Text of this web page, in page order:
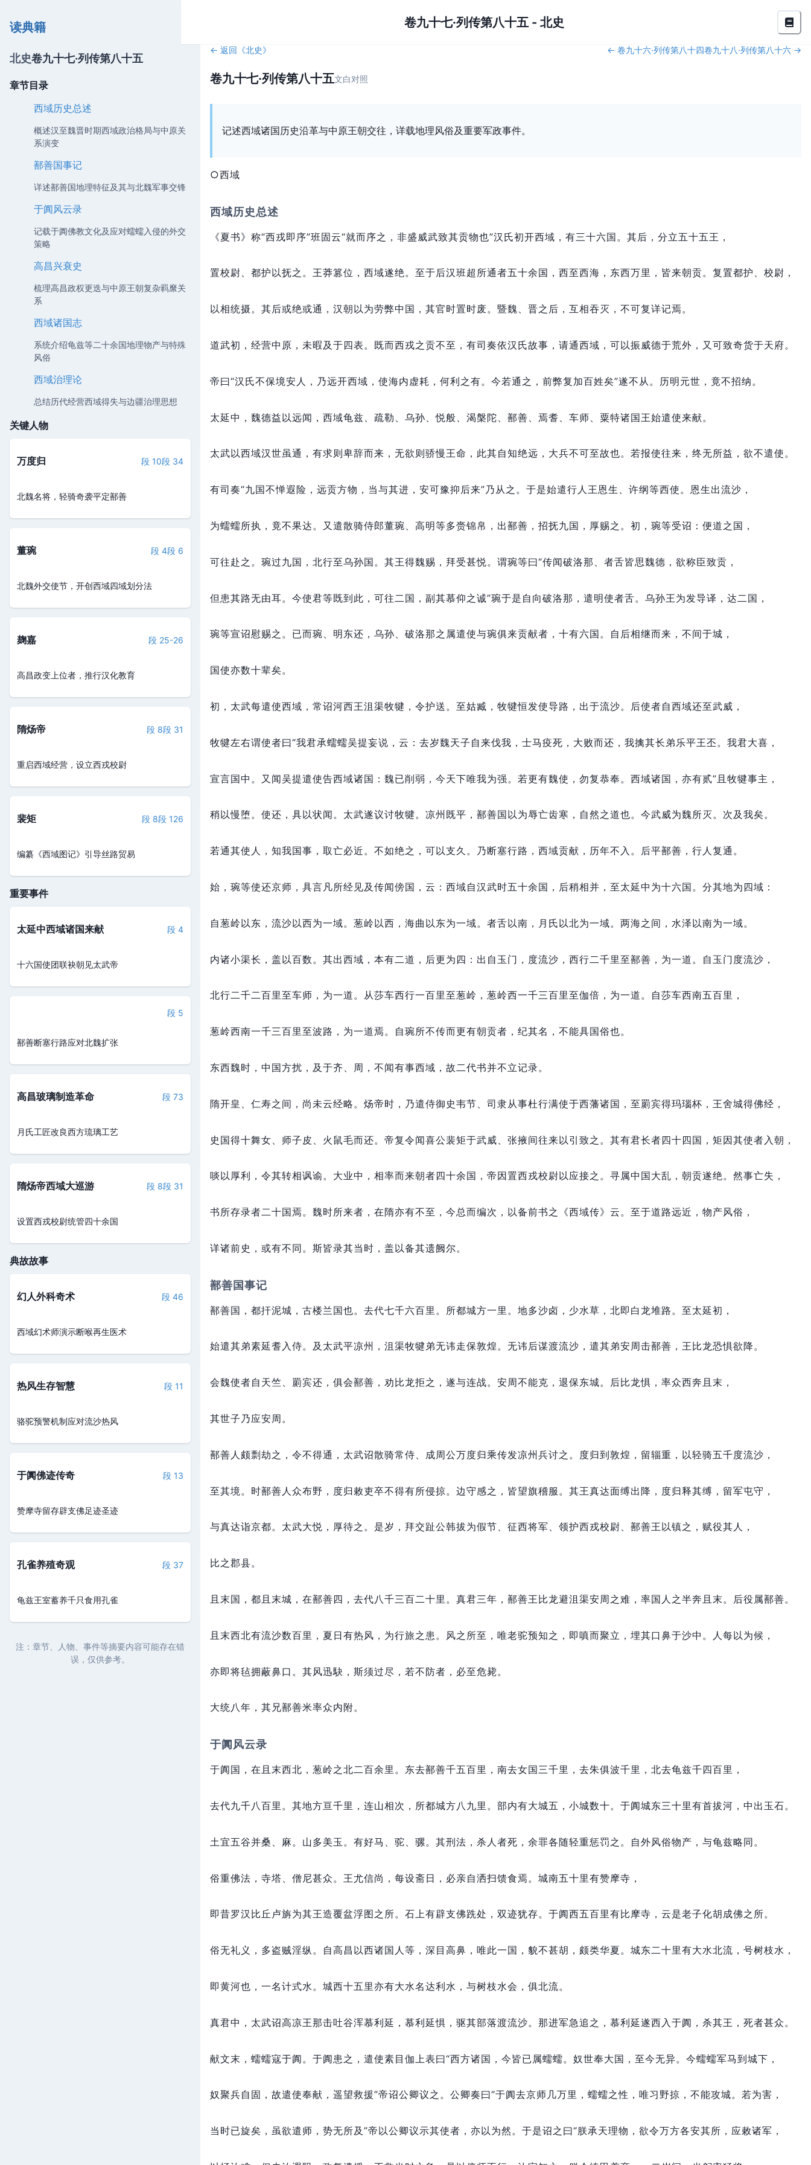
卷九十七·列传第八十五- 北史
读典籍
北史卷九十七·列传第八十五
章节目录
西域历史总述
概述汉至魏晋时期西域政治格局与中原关
系演变
鄯善国事记
详述鄯善国地理特征及其与北魏军事交锋
于阗风云录
记载于阗佛教文化及应对蠕蠕入侵的外交
策略
高昌兴衰史
梳理高昌政权更迭与中原王朝复杂羁縻关
系
西域诸国志
系统介绍龟兹等二十余国地理物产与特殊
风俗
西域治理论
总结历代经营西域得失与边疆治理思想
关键人物
万度归 段 10段 34
北魏名将，轻骑奇袭平定鄯善
董琬 段 4段 6
北魏外交使节，开创西域四域划分法
麹嘉 段 25-26
高昌政变上位者，推行汉化教育
隋炀帝 段 8段 31
重启西域经营，设立西戎校尉
裴矩 段 8段 126
编纂《西域图记》引导丝路贸易
重要事件
太延中西域诸国来献 段 4
十六国使团联袂朝见太武帝
段 5
鄯善断塞行路应对北魏扩张
高昌玻璃制造革命 段 73
月氏工匠改良西方琉璃工艺
隋炀帝西域大巡游 段 8段 31
设置西戎校尉统管四十余国
典故故事
幻人外科奇术 段 46
西域幻术师演示断喉再生医术
热风生存智慧 段 11
骆驼预警机制应对流沙热风
于阗佛迹传奇 段 13
赞摩寺留存辟支佛足迹圣迹
孔雀养殖奇观 段 37
龟兹王室蓄养千只食用孔雀
注：章节、人物、事件等摘要内容可能存在错
误，仅供参考。
← 返回《北史》 ← 卷九十六·列传第八十四卷九十八·列传第八十六 →
卷九十七·列传第八十五文白对照
记述西域诸国历史沿革与中原王朝交往，详载地理风俗及重要军政事件。
○西域
西域历史总述
《夏书》称“西戎即序”班固云“就而序之， 非盛威武致其贡物也”汉氏初开西域， 有三十六国。 其后， 分立五十五王，
置校尉、都护以抚之。 王莽篡位， 西域遂绝。 至于后汉班超所通者五十余国， 西至西海， 东西万里， 皆来朝贡。 复置都护、校尉，
以相统摄。 其后或绝或通， 汉朝以为劳弊中国， 其官时置时废。 暨魏、晋之后， 互相吞灭， 不可复详记焉。
道武初， 经营中原， 未暇及于四表。 既而西戎之贡不至， 有司奏依汉氏故事， 请通西域， 可以振威德于荒外， 又可致奇货于天府。
帝曰“汉氏不保境安人， 乃远开西域， 使海内虚耗， 何利之有。 今若通之， 前弊复加百姓矣”遂不从。 历明元世， 竟不招纳。
太延中， 魏德益以远闻， 西域龟兹、疏勒、乌孙、悦般、渴槃陀、鄯善、焉耆、车师、粟特诸国王始遣使来献。
太武以西域汉世虽通， 有求则卑辞而来， 无欲则骄慢王命， 此其自知绝远， 大兵不可至故也。 若报使往来， 终无所益， 欲不遣使。
有司奏“九国不惮遐险， 远贡方物， 当与其进， 安可豫抑后来”乃从之。 于是始遣行人王恩生、许纲等西使。 恩生出流沙，
为蠕蠕所执， 竟不果达。 又遣散骑侍郎董琬、高明等多赍锦帛， 出鄯善， 招抚九国， 厚赐之。 初， 琬等受诏： 便道之国，
可往赴之。 琬过九国， 北行至乌孙国。 其王得魏赐， 拜受甚悦。 谓琬等曰“传闻破洛那、者舌皆思魏德， 欲称臣致贡，
但患其路无由耳。 今使君等既到此， 可往二国， 副其慕仰之诚”琬于是自向破洛那， 遣明使者舌。 乌孙王为发导译， 达二国，
琬等宣诏慰赐之。 已而琬、明东还， 乌孙、破洛那之属遣使与琬俱来贡献者， 十有六国。 自后相继而来， 不间于城，
国使亦数十辈矣。
初， 太武每遣使西域， 常诏河西王沮渠牧犍， 令护送。 至姑臧， 牧犍恒发使导路， 出于流沙。 后使者自西域还至武威，
牧犍左右谓使者曰“我君承蠕蠕吴提妄说， 云： 去岁魏天子自来伐我， 士马疫死， 大败而还， 我擒其长弟乐平王丕。 我君大喜，
宣言国中。 又闻吴提遣使告西域诸国： 魏已削弱， 今天下唯我为强。 若更有魏使， 勿复恭奉。 西域诸国， 亦有贰”且牧犍事主，
稍以慢堕。 使还， 具以状闻。 太武遂议讨牧犍。 凉州既平， 鄯善国以为辱亡齿寒， 自然之道也。 今武威为魏所灭。 次及我矣。
若通其使人， 知我国事， 取亡必近。 不如绝之， 可以支久。 乃断塞行路， 西域贡献， 历年不入。 后平鄯善， 行人复通。
始， 琬等使还京师， 具言凡所经见及传闻傍国， 云： 西域自汉武时五十余国， 后稍相并， 至太延中为十六国。 分其地为四域：
自葱岭以东， 流沙以西为一域。 葱岭以西， 海曲以东为一域。 者舌以南， 月氏以北为一域。 两海之间， 水泽以南为一域。
内诸小渠长， 盖以百数。 其出西域， 本有二道， 后更为四： 出自玉门， 度流沙， 西行二千里至鄯善， 为一道。 自玉门度流沙，
北行二千二百里至车师， 为一道。 从莎车西行一百里至葱岭， 葱岭西一千三百里至伽倍， 为一道。 自莎车西南五百里，
葱岭西南一千三百里至波路， 为一道焉。 自琬所不传而更有朝贡者， 纪其名， 不能具国俗也。
东西魏时， 中国方扰， 及于齐、周， 不闻有事西域， 故二代书并不立记录。
隋开皇、仁寿之间， 尚未云经略。 炀帝时， 乃遣侍御史韦节、司隶从事杜行满使于西藩诸国， 至罽宾得玛瑙杯， 王舍城得佛经，
史国得十舞女、师子皮、火鼠毛而还。 帝复令闻喜公裴矩于武威、张掖间往来以引致之。 其有君长者四十四国， 矩因其使者入朝，
啖以厚利， 令其转相讽谕。 大业中， 相率而来朝者四十余国， 帝因置西戎校尉以应接之。 寻属中国大乱， 朝贡遂绝。 然事亡失，
书所存录者二十国焉。 魏时所来者， 在隋亦有不至， 今总而编次， 以备前书之《西域传》云。 至于道路远近， 物产风俗，
详诸前史， 或有不同。 斯皆录其当时， 盖以备其遗阙尔。
鄯善国事记
鄯善国， 都扞泥城， 古楼兰国也。 去代七千六百里。 所都城方一里。 地多沙卤， 少水草， 北即白龙堆路。 至太延初，
始遣其弟素延耆入侍。 及太武平凉州， 沮渠牧犍弟无讳走保敦煌。 无讳后谋渡流沙， 遣其弟安周击鄯善， 王比龙恐惧欲降。
会魏使者自天竺、罽宾还， 俱会鄯善， 劝比龙拒之， 遂与连战。 安周不能克， 退保东城。 后比龙惧， 率众西奔且末，
其世子乃应安周。
鄯善人颇剽劫之， 令不得通， 太武诏散骑常侍、成周公万度归乘传发凉州兵讨之。 度归到敦煌， 留辎重， 以轻骑五千度流沙，
至其境。 时鄯善人众布野， 度归敕吏卒不得有所侵掠。 边守感之， 皆望旗稽服。 其王真达面缚出降， 度归释其缚， 留军屯守，
与真达诣京都。 太武大悦， 厚待之。 是岁， 拜交趾公韩拔为假节、征西将军、领护西戎校尉、鄯善王以镇之， 赋役其人，
比之郡县。
且末国， 都且末城， 在鄯善四， 去代八千三百二十里。 真君三年， 鄯善王比龙避沮渠安周之难， 率国人之半奔且末。 后役属鄯善。
且末西北有流沙数百里， 夏日有热风， 为行旅之患。 风之所至， 唯老驼预知之， 即嗔而聚立， 埋其口鼻于沙中。 人每以为候，
亦即将毡拥蔽鼻口。 其风迅駃， 斯须过尽， 若不防者， 必至危毙。
大统八年， 其兄鄯善米率众内附。
于阗风云录
于阗国， 在且末西北， 葱岭之北二百余里。 东去鄯善千五百里， 南去女国三千里， 去朱俱波千里， 北去龟兹千四百里，
去代九千八百里。 其地方亘千里， 连山相次， 所都城方八九里。 部内有大城五， 小城数十。 于阗城东三十里有首拔河， 中出玉石。
土宜五谷并桑、麻。 山多美玉。 有好马、驼、骡。 其刑法， 杀人者死， 余罪各随轻重惩罚之。 自外风俗物产， 与龟兹略同。
俗重佛法， 寺塔、僧尼甚众。 王尤信尚， 每设斋日， 必亲自洒扫馈食焉。 城南五十里有赞摩寺，
即昔罗汉比丘卢旃为其王造覆盆浮图之所。 石上有辟支佛跣处， 双迹犹存。 于阗西五百里有比摩寺， 云是老子化胡成佛之所。
俗无礼义， 多盗贼淫纵。 自高昌以西诸国人等， 深目高鼻， 唯此一国， 貌不甚胡， 颇类华夏。 城东二十里有大水北流， 号树枝水，
即黄河也， 一名计式水。 城西十五里亦有大水名达利水， 与树枝水会， 俱北流。
真君中， 太武诏高凉王那击吐谷浑慕利延， 慕利延惧， 驱其部落渡流沙。 那进军急追之， 慕利延遂西入于阗， 杀其王， 死者甚众。
献文末， 蠕蠕寇于阗。 于阗患之， 遣使素目伽上表曰“西方诸国， 今皆已属蠕蠕。 奴世奉大国， 至今无异。 今蠕蠕军马到城下，
奴聚兵自固， 故遣使奉献， 遥望救援”帝诏公卿议之。 公卿奏曰“于阗去京师几万里， 蠕蠕之性， 唯习野掠， 不能攻城。 若为害，
当时已旋矣， 虽欲遣师， 势无所及”帝以公卿议示其使者， 亦以为然。 于是诏之曰“朕承天理物， 欲令万方各安其所， 应敕诸军，